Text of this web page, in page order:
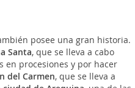
posee una gran historia.
Santa, que se lleva a cabo
en procesiones y por hacer
del Carmen, que se lleva a